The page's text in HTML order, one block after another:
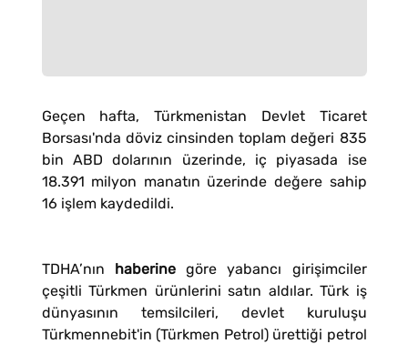
Geçen hafta, Türkmenistan Devlet Ticaret
Borsası'nda döviz cinsinden toplam değeri 835
bin ABD dolarının üzerinde, iç piyasada ise
18.391 milyon manatın üzerinde değere sahip
16 işlem kaydedildi.
TDHA’nın haberinegöre yabancı girişimciler
çeşitli Türkmen ürünlerini satın aldılar. Türk iş
dünyasının temsilcileri, devlet kuruluşu
Türkmennebit'in (Türkmen Petrol) ürettiği petrol